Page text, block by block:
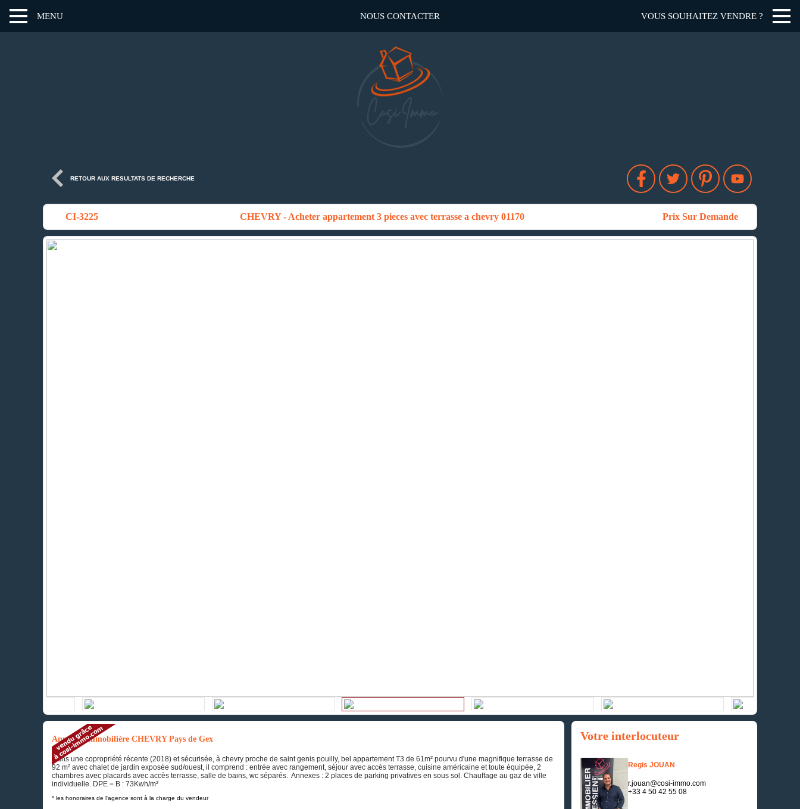
MENU NOUS CONTACTER VOUS SOUHAITEZ VENDRE ?
RETOUR AUX RESULTATS DE RECHERCHE
CI-3225 CHEVRY - Acheter appartement 3 pieces avec terrasse a chevry 01170 Prix Sur Demande
Annonce immobilière CHEVRY Pays de Gex
Dans une copropriété récente (2018) et sécurisée, à chevry proche de saint genis pouilly, bel appartement T3 de 61m² pourvu d'une magnifique terrasse de
92 m² avec chalet de jardin exposée sud/ouest, il comprend : entrée avec rangement, séjour avec accès terrasse, cuisine américaine et toute équipée, 2
chambres avec placards avec accès terrasse, salle de bains, wc séparés. Annexes : 2 places de parking privatives en sous sol. Chauffage au gaz de ville
individuelle. DPE = B : 73Kwh/m²
* les honoraires de l'agence sont à la charge du vendeur
Votre interlocuteur
Regis JOUAN
r.jouan@cosi-immo.com
+33 4 50 42 55 08